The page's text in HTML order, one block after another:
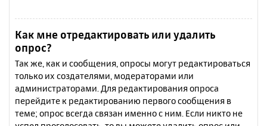
Как мне отредактировать или удалить
опрос?
Так же, как и сообщения, опросы могут редактироваться
только их создателями, модераторами или
администраторами. Для редактирования опроса
перейдите к редактированию первого сообщения в
теме; опрос всегда связан именно с ним. Если никто не